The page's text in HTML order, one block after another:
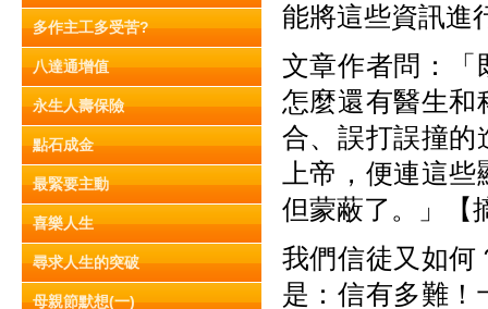
多作主工多受苦?
八達通增值
永生人壽保險
點石成金
最緊要主動
喜樂人生
尋求人生的突破
母親節默想(一)
能將這些資訊進
文章作者問：「
怎麼還有醫生和
合、誤打誤撞的
上帝，便連這
但蒙蔽了。」【
我們信徒又如何
是：信有多難！